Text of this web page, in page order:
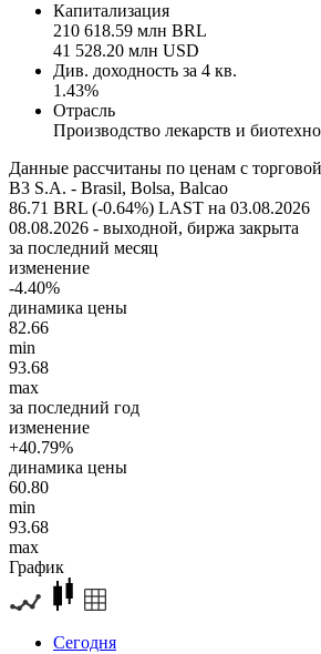
Капитализация
210 618.59 млн BRL
41 528.20 млн USD
Див. доходность за 4 кв.
1.43%
Отрасль
Производство лекарств и
Данные рассчитаны по ценам с
B3 S.A. - Brasil, Bolsa, Balcao
86.71 BRL (-0.64%) LAST на 03.08.2026
08.08.2026 - выходной, биржа закрыта
за последний месяц
изменение
-4.40%
динамика цены
82.66
min
93.68
max
за последний год
изменение
+40.79%
динамика цены
60.80
min
93.68
max
График
Сегодня